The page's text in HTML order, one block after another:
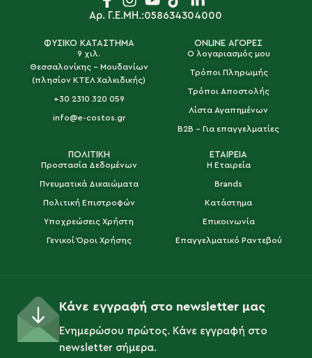
Αρ. Γ.Ε.ΜΗ.:058634304000
ΦΥΣΙΚΟ ΚΑΤΑΣΤΗΜΑ
9 χιλ.
Θεσσαλονίκης - Μουδανίων
(πλησίον ΚΤΕΛ Χαλκιδικής)
+30 2310 320 059
info@e-costos.gr
ONLINE ΑΓΟΡΕΣ
Ο λογαριασμός μου
Τρόποι Πληρωμής
Τρόποι Αποστολής
Λίστα Αγαπημένων
B2B - Για επαγγελματίες
ΠΟΛΙΤΙΚΗ
Προστασία Δεδομένων
Πνευματικά Δικαιώματα
Πολιτική Επιστροφών
Υποχρεώσεις Χρήστη
Γενικοί Όροι Χρήσης
ΕΤΑΙΡΕΙΑ
Η Εταιρεία
Brands
Κατάστημα
Επικοινωνία
Επαγγελματικό Ραντεβού
Κάνε εγγραφή στο newsletter μας
Ενημερώσου πρώτος. Κάνε εγγραφή στο
newsletter σήμερα.